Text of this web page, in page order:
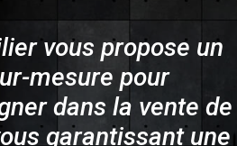
vous propose un
mesure pour
dans la vente de
garantissant une